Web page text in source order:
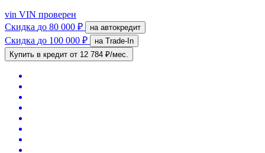
vin VIN проверен
Скидка до 80 000 ₽ на автокредит
Скидка до 100 000 ₽
на Trade-In
Купить в кредит от 12 784 ₽/мес.